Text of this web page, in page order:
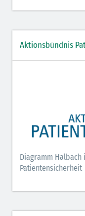
Aktionsbündnis
Diagramm
Patientensicherheit